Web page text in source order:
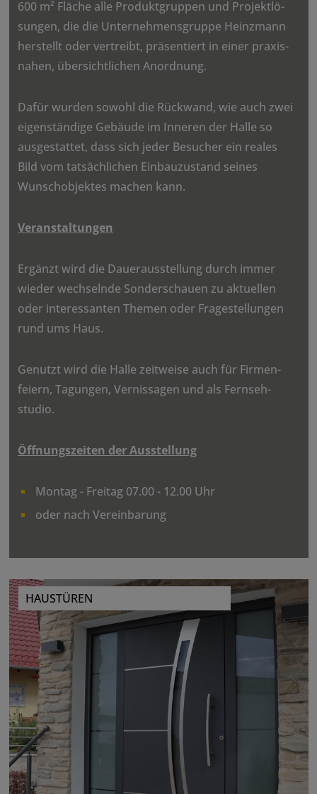
600 m² Fläche alle Produkt­gruppen und Projekt­lö­
sungen, die die Unter­neh­mens­gruppe Heinz­mann
herstellt oder vertreibt, präsen­tiert in einer praxis­
nahen, über­sicht­li­chen Anord­nung.
Dafür wurden sowohl die Rück­wand, wie auch zwei
eigen­stän­dige Gebäude im Inneren der Halle so
ausge­stattet, dass sich jeder Besu­cher ein reales
Bild vom tatsäch­li­chen Einbau­zu­stand seines
Wunsch­ob­jektes machen kann.
Veran­stal­tungen
Ergänzt wird die Dauer­aus­stel­lung durch immer
wieder wech­selnde Sonder­schauen zu aktu­ellen
oder inter­es­santen Themen oder Frage­stel­lungen
rund ums Haus.
Genutzt wird die Halle zeit­weise auch für Firmen­
feiern, Tagungen, Vernis­sagen und als Fern­seh­
studio.
Öffnungs­zeiten der Ausstel­lung
Montag - Freitag 07.00 - 12.00 Uhr
oder nach Vereinbarung
HAUSTÜREN